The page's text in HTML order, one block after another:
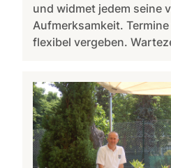
und widmet jedem seine
Aufmerksamkeit.
flexibel vergeben.